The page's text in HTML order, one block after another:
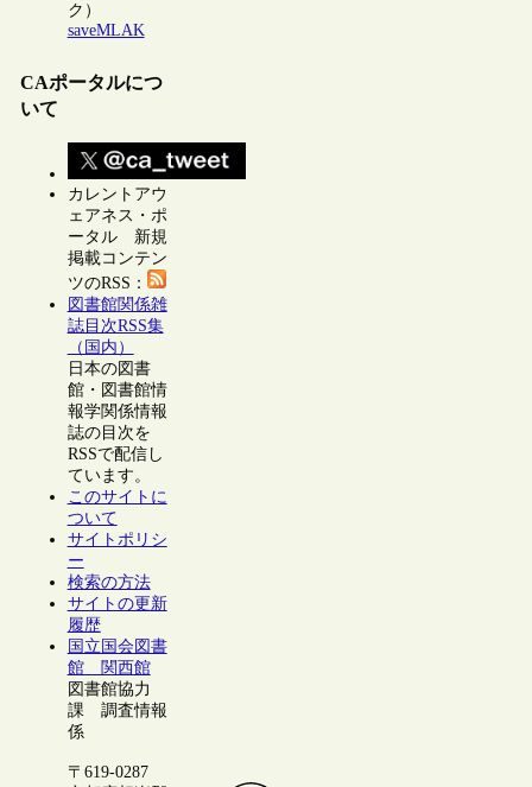
ク）
saveMLAK
CAポータルにつ
いて
カレントアウ
ェアネス・ポ
ータル 新規
掲載コンテン
ツのRSS：
図書館関係雑
誌目次RSS集
（国内）
日本の図書
館・図書館情
報学関係情報
誌の目次を
RSSで配信し
ています。
このサイトに
ついて
サイトポリシ
ー
検索の方法
サイトの更新
履歴
国立国会図書
館 関西館
図書館協力
課 調査情報
係
〒619-0287